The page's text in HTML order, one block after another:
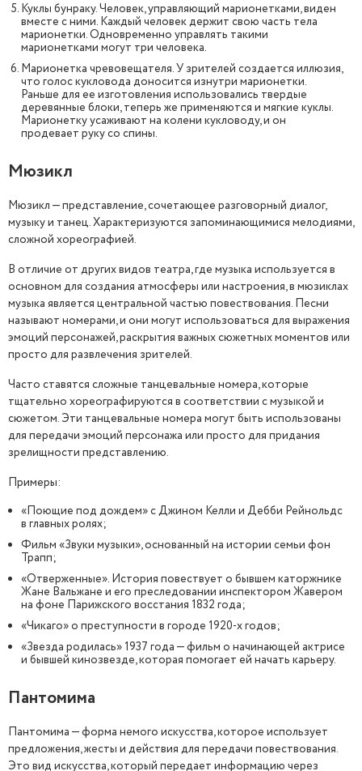
Куклы бунраку. Человек, управляющий марионетками, виден
вместе с ними. Каждый человек держит свою часть тела
марионетки. Одновременно управлять такими
марионетками могут три человека.
Марионетка чревовещателя. У зрителей создается иллюзия,
что голос кукловода доносится изнутри марионетки.
Раньше для ее изготовления использовались твердые
деревянные блоки, теперь же применяются и мягкие куклы.
Марионетку усаживают на колени кукловоду, и он
продевает руку со спины.
Мюзикл
Мюзикл — представление, сочетающее разговорный диалог,
музыку и танец. Характеризуются запоминающимися мелодиями,
сложной хореографией.
В отличие от других видов театра, где музыка используется в
основном для создания атмосферы или настроения, в мюзиклах
музыка является центральной частью повествования. Песни
называют номерами, и они могут использоваться для выражения
эмоций персонажей, раскрытия важных сюжетных моментов или
просто для развлечения зрителей.
Часто ставятся сложные танцевальные номера, которые
тщательно хореографируются в соответствии с музыкой и
сюжетом. Эти танцевальные номера могут быть использованы
для передачи эмоций персонажа или просто для придания
зрелищности представлению.
Примеры:
«Поющие под дождем» с Джином Келли и Дебби Рейнольдс
в главных ролях;
Фильм «Звуки музыки», основанный на истории семьи фон
Трапп;
«Отверженные». История повествует о бывшем каторжнике
Жане Вальжане и его преследовании инспектором Жавером
на фоне Парижского восстания 1832 года;
«Чикаго» о преступности в городе 1920-х годов;
«Звезда родилась» 1937 года — фильм о начинающей актрисе
и бывшей кинозвезде, которая помогает ей начать карьеру.
Пантомима
Пантомима — форма немого искусства, которое использует
предложения, жесты и действия для передачи повествования.
Это вид искусства, который передает информацию через